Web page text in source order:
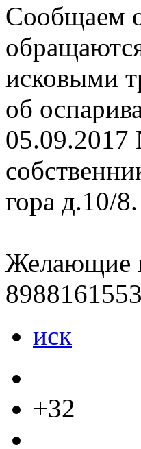
Сообщаем
исковыми
об
гора д.10/8.
Желающие
иск
+32